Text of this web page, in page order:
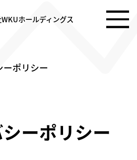
ホールディングス
ーポリシー
ーポリシー